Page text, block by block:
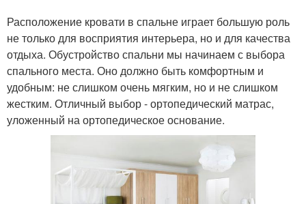
Расположение кровати в спальне играет большую роль
не только для восприятия интерьера, но и для качества
отдыха. Обустройство спальни мы начинаем с выбора
спального места. Оно должно быть комфортным и
удобным: не слишком очень мягким, но и не слишком
жестким. Отличный выбор - ортопедический матрас,
уложенный на ортопедическое основание.